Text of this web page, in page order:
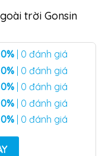
trời Gonsin
0% | 0 đánh giá
0% | 0 đánh giá
0% | 0 đánh giá
0% | 0 đánh giá
0% | 0 đánh giá